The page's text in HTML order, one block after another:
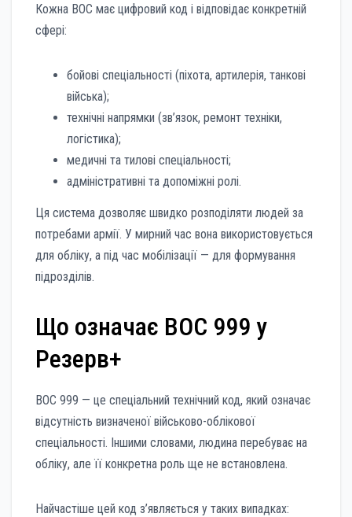
Кожна ВОС має цифровий код і відповідає конкретній
сфері:
бойові спеціальності (піхота, артилерія, танкові
війська);
технічні напрямки (зв’язок, ремонт техніки,
логістика);
медичні та тилові спеціальності;
адміністративні та допоміжні ролі.
Ця система дозволяє швидко розподіляти людей за
потребами армії. У мирний час вона використовується
для обліку, а під час мобілізації — для формування
підрозділів.
Що означає ВОС 999 у
Резерв+
ВОС 999 — це спеціальний технічний код, який означає
відсутність визначеної військово-облікової
спеціальності. Іншими словами, людина перебуває на
обліку, але її конкретна роль ще не встановлена.
Найчастіше цей код з’являється у таких випадках: